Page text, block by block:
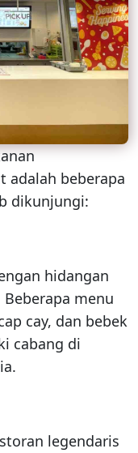
adalah beberapa
dikunjungi:
hidangan
menu
cay, dan bebek
cabang di
legendaris